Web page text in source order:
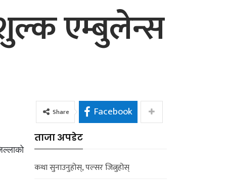
एम्बुलेन्स
Share Facebook
ताजा अपडेट
कथा सुनाउनुहोस्, पल्सर जित्नुहोस्